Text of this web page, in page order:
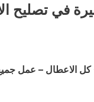
في تصليح
الاعطال – عمل جميع